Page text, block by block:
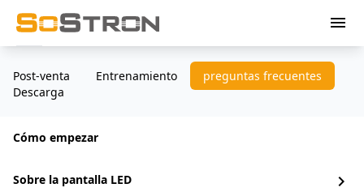
menu
Post-venta Entrenamiento
preguntas frecuentes
Descarga
Cómo empezar
Sobre la pantalla LED chevron_right